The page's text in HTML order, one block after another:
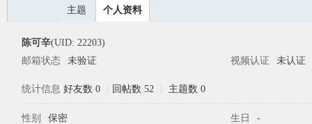
主题 个人资料
陈可辛(UID: 22203)
邮箱状态
未验证 视频认证 未认证
统计信息 好友数 0 回帖数 52 主题数 0
性别 保密 生日 -